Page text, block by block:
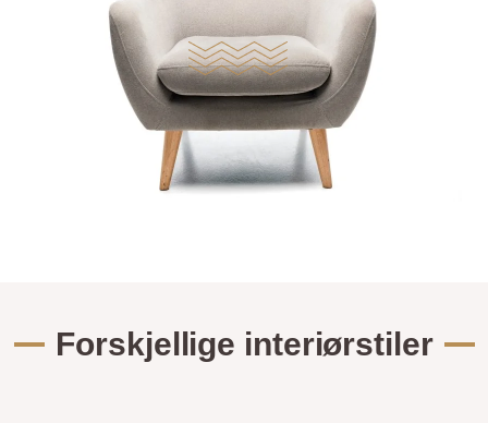
Forskjellige interiørstiler